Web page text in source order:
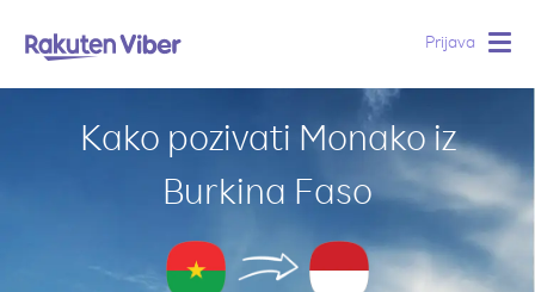
Prijava
Kako pozivati Monako iz
Burkina Faso